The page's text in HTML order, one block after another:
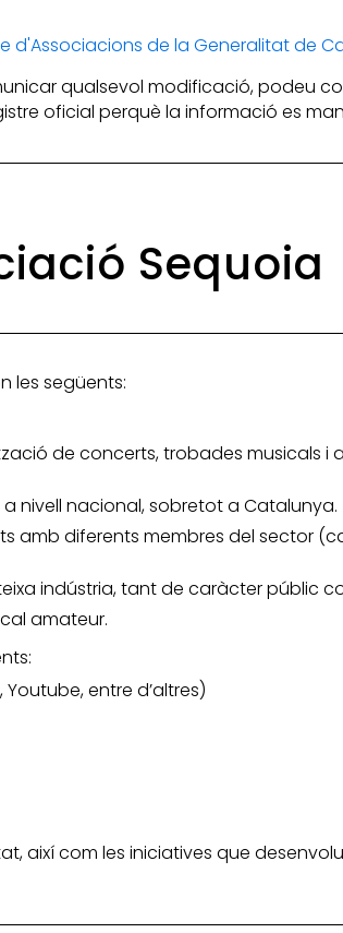
d'Associacions de la Generalitat de
qualsevol modificació, podeu
oficial perquè la informació es
Sequoia
les següents:
de concerts, trobades musicals i
nivell nacional, sobretot a Catalunya.
amb diferents membres del sector
indústria, tant de caràcter públic
amateur.
entre d’altres)
així com les iniciatives que